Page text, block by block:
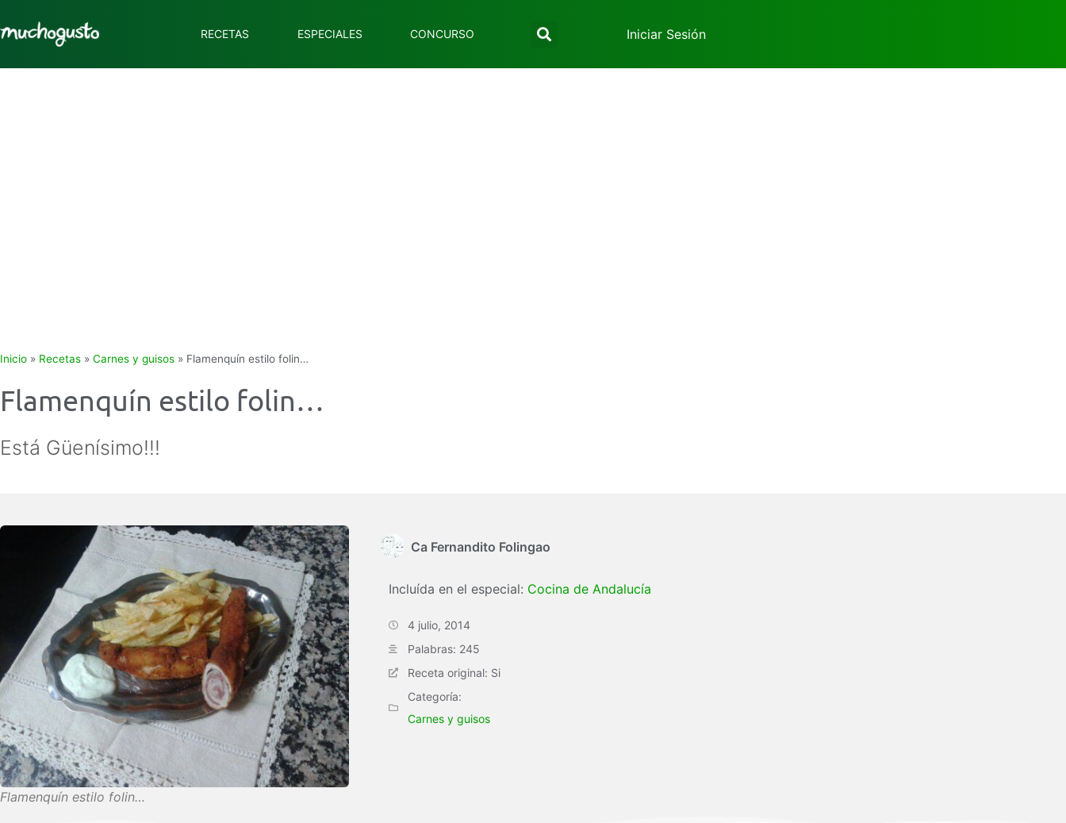
RECETAS ESPECIALES CONCURSO Iniciar Sesión
Inicio » Recetas » Carnes y guisos » Flamenquín estilo folin…
Flamenquín estilo folin…
Está Güenísimo!!!
Flamenquín estilo folin…
Ca Fernandito Folingao
Incluída en el especial: Cocina de Andalucía
4 julio, 2014
Palabras: 245
Receta original: Si
Categoría:
Carnes y guisos